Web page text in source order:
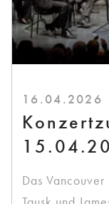
16.04.2026
Das